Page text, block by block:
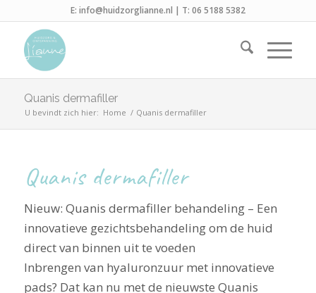
E: info@huidzorglianne.nl | T: 06 5188 5382
Quanis dermafiller
U bevindt zich hier: Home / Quanis dermafiller
Quanis dermafiller
Nieuw: Quanis dermafiller behandeling – Een
innovatieve gezichtsbehandeling om de huid
direct van binnen uit te voeden
Inbrengen van hyaluronzuur met innovatieve
pads? Dat kan nu met de nieuwste Quanis